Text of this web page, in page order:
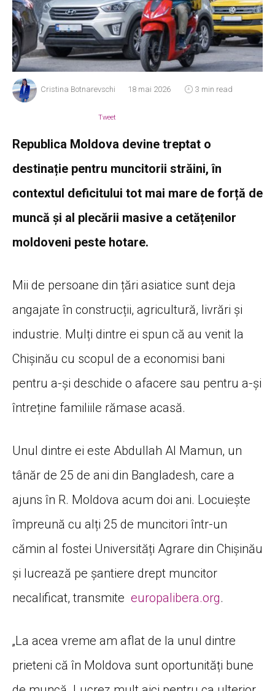
Cristina Botnarevschi 18 mai 2026 3 min read
Tweet
Republica Moldova devine treptat o
destinație pentru muncitorii străini, în
contextul deficitului tot mai mare de forță de
muncă și al plecării masive a cetățenilor
moldoveni peste hotare.
Mii de persoane din țări asiatice sunt deja
angajate în construcții, agricultură, livrări și
industrie. Mulți dintre ei spun că au venit la
Chișinău cu scopul de a economisi bani
pentru a-și deschide o afacere sau pentru a-și
întreține familiile rămase acasă.
Unul dintre ei este Abdullah Al Mamun, un
tânăr de 25 de ani din Bangladesh, care a
ajuns în R. Moldova acum doi ani. Locuiește
împreună cu alți 25 de muncitori într-un
cămin al fostei Universități Agrare din Chișinău
și lucrează pe șantiere drept muncitor
necalificat, transmite europalibera.org.
„La acea vreme am aflat de la unul dintre
prieteni că în Moldova sunt oportunități bune